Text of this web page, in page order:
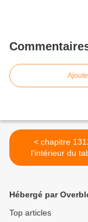
< chapitre 1312 : à
l'intérieur du
Hébergé par
Top articles